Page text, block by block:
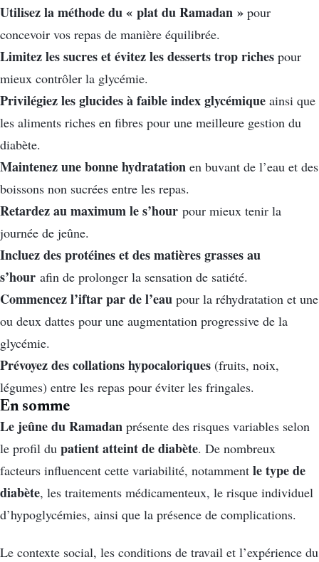
Utilisez la méthode du « plat du Ramadan » pour
concevoir vos repas de manière équilibrée.
Limitez les sucres et évitez les desserts trop riches pour
mieux contrôler la glycémie.
Privilégiez les glucides à faible index glycémique ainsi que
les aliments riches en fibres pour une meilleure gestion du
diabète.
Maintenez une bonne hydratation en buvant de l’eau et des
boissons non sucrées entre les repas.
Retardez au maximum le s’hour pour mieux tenir la
journée de jeûne.
Incluez des protéines et des matières grasses au
s’hour afin de prolonger la sensation de satiété.
Commencez l’iftar par de l’eau pour la réhydratation et une
ou deux dattes pour une augmentation progressive de la
glycémie.
Prévoyez des collations hypocaloriques (fruits, noix,
légumes) entre les repas pour éviter les fringales.
En somme
Le jeûne du Ramadan présente des risques variables selon
le profil du patient atteint de diabète. De nombreux
facteurs influencent cette variabilité, notamment le type de
diabète, les traitements médicamenteux, le risque individuel
d’hypoglycémies, ainsi que la présence de complications.
Le contexte social, les conditions de travail et l’expérience du